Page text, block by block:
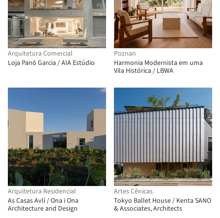
Arquitetura Comercial
Loja Panō Garcia / AIA Estúdio
Poznan
Harmonia Modernista em uma
Vila Histórica / LBWA
Arquitetura Residencial
As Casas Avlí / Ona i Ona
Architecture and Design
Artes Cênicas
Tokyo Ballet House / Kenta SANO
& Associates, Architects